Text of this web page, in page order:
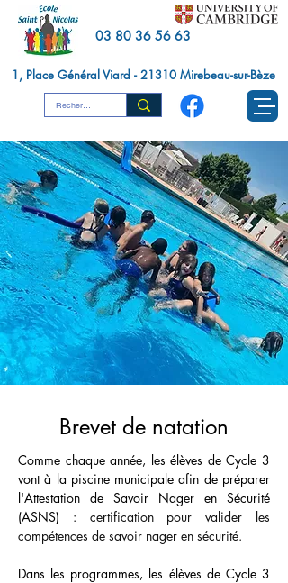
03 80 36 56 63
1, Place Général Viard - 21310 Mirebeau-sur-Bèze
Brevet de natation
Comme chaque année, les élèves de Cycle 3
vont à la piscine municipale afin de préparer
l'Attestation de Savoir Nager en Sécurité
(ASNS) : certification pour valider les
compétences de savoir nager en sécurité.
Dans les programmes, les élèves de Cycle 3